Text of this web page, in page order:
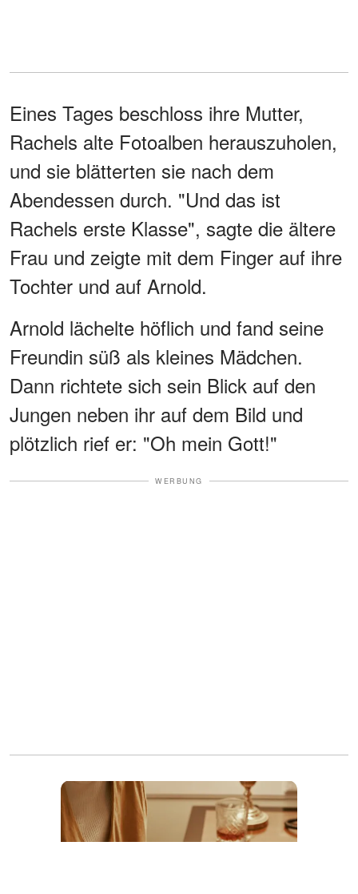
Eines Tages beschloss ihre Mutter,
Rachels alte Fotoalben herauszuholen,
und sie blätterten sie nach dem
Abendessen durch. "Und das ist
Rachels erste Klasse", sagte die ältere
Frau und zeigte mit dem Finger auf ihre
Tochter und auf Arnold.
Arnold lächelte höflich und fand seine
Freundin süß als kleines Mädchen.
Dann richtete sich sein Blick auf den
Jungen neben ihr auf dem Bild und
plötzlich rief er: "Oh mein Gott!"
WERBUNG